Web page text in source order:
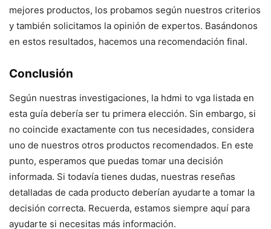
mejores productos, los probamos según nuestros criterios
y también solicitamos la opinión de expertos. Basándonos
en estos resultados, hacemos una recomendación final.
Conclusión
Según nuestras investigaciones, la hdmi to vga listada en
esta guía debería ser tu primera elección. Sin embargo, si
no coincide exactamente con tus necesidades, considera
uno de nuestros otros productos recomendados. En este
punto, esperamos que puedas tomar una decisión
informada. Si todavía tienes dudas, nuestras reseñas
detalladas de cada producto deberían ayudarte a tomar la
decisión correcta. Recuerda, estamos siempre aquí para
ayudarte si necesitas más información.